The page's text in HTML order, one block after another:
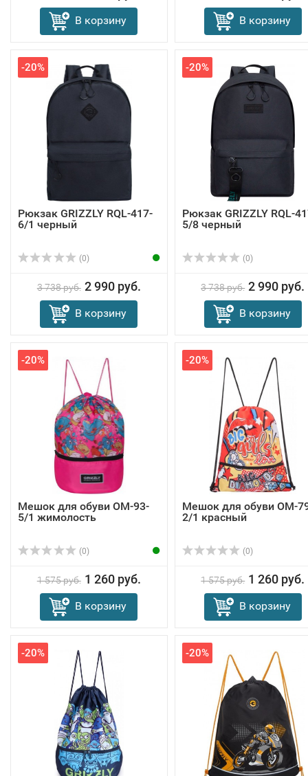
В корзину В корзину
-20%
Рюкзак GRIZZLY RQL-417-
6/1 черный
(0)
3 738 руб. 2 990 руб.
В корзину
-20%
Рюкзак GRIZZLY RQL-
5/8 черный
(0)
3 738 руб. 2 990 руб.
В корзину
-20%
Мешок для обуви OM-93-
5/1 жимолость
(0)
1 575 руб. 1 260 руб.
В корзину
-20%
Мешок для обуви OM-
2/1 красный
(0)
1 575 руб. 1 260 руб.
В корзину
-20% -20%